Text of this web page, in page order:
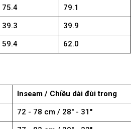
75.4 79.1
39.3 39.9
59.4 62.0
Inseam / Chiều dài đùi trong
72 - 78 cm / 28" - 31"